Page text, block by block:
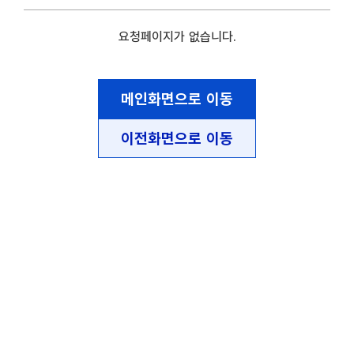
요청페이지가 없습니다.
메인화면으로 이동
이전화면으로 이동